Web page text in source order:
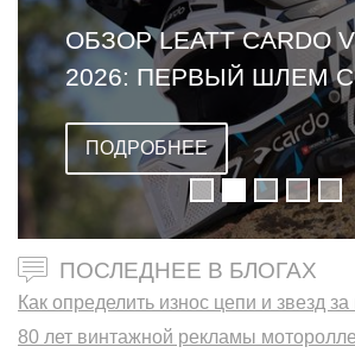
ОБЗОР LEATT CARDO
2026: ПЕРВЫЙ ШЛЕМ
ВСТРОЕННОЙ
ПОДРОБНЕЕ
ПОСЛЕДНЕЕ В БЛОГАХ
Как определить износ цепи и звезд
80 лет винтажной рекламы